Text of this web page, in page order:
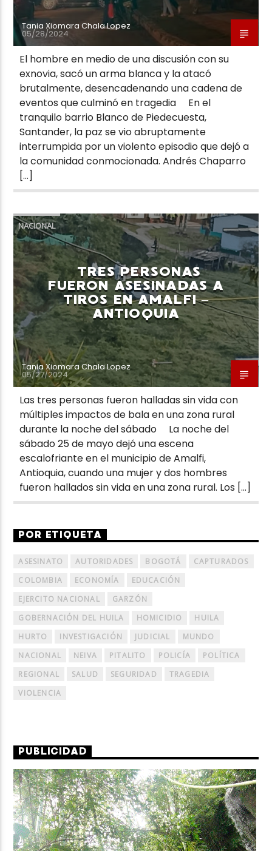
Tania Xiomara Chala Lopez
05/28/2024
El hombre en medio de una discusión con su
exnovia, sacó un arma blanca y la atacó
brutalmente, desencadenando una cadena de
eventos que culminó en tragedia En el
tranquilo barrio Blanco de Piedecuesta,
Santander, la paz se vio abruptamente
interrumpida por un violento episodio que dejó a
la comunidad conmocionada. Andrés Chaparro
[…]
NACIONAL
TRES PERSONAS
FUERON ASESINADAS A
TIROS EN AMALFI –
ANTIOQUIA
Tania Xiomara Chala Lopez
05/27/2024
Las tres personas fueron halladas sin vida con
múltiples impactos de bala en una zona rural
durante la noche del sábado La noche del
sábado 25 de mayo dejó una escena
escalofriante en el municipio de Amalfi,
Antioquia, cuando una mujer y dos hombres
fueron hallados sin vida en una zona rural. Los […]
POR ETIQUETA
ASESINATO AUTORIDADES BOGOTÁ
CAPTURADOS
COLOMBIA
ECONOMÍA
EDUCACIÓN
EJERCITO NACIONAL
GARZÓN
GOBERNACIÓN DEL HUILA
HOMICIDIO
HUILA
HURTO
INVESTIGACIÓN JUDICIAL
MUNDO
NACIONAL
NEIVA PITALITO POLICÍA
POLÍTICA
REGIONAL
SALUD SEGURIDAD
TRAGEDIA
VIOLENCIA
PUBLICIDAD